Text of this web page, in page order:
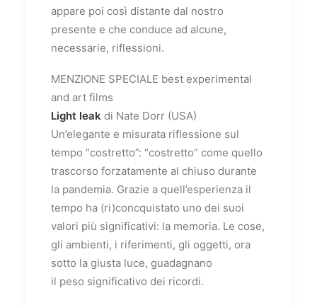
appare poi così distante dal nostro
presente e che conduce ad alcune,
necessarie, riflessioni.
MENZIONE SPECIALE best experimental
and art films
Light leak di Nate Dorr (USA)
Un’elegante e misurata riflessione sul
tempo “costretto”: “costretto” come quello
trascorso forzatamente al chiuso durante
la pandemia. Grazie a quell’esperienza il
tempo ha (ri)concquistato uno dei suoi
valori più significativi: la memoria. Le cose,
gli ambienti, i riferimenti, gli oggetti, ora
sotto la giusta luce, guadagnano
il peso significativo dei ricordi.